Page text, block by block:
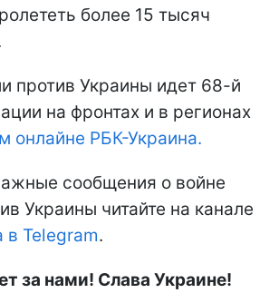
более 15 тысяч
против Украины идет 68-й
на фронтах и в регионах
онлайне РБК-Украина.
сообщения о войне
Украины читайте на канале
в Telegram.
за нами! Слава Украине!